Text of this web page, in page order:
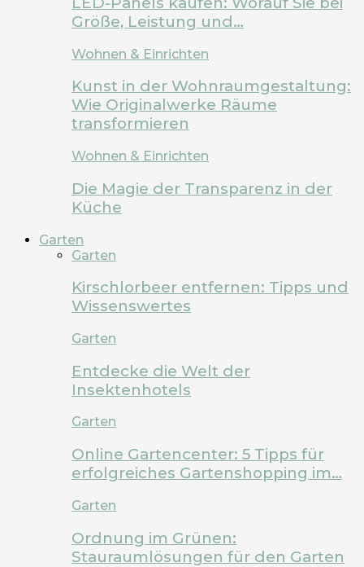
Größe, Leistung und…
Wohnen & Einrichten
Kunst in der Wohnraumgestaltung:
Wie Originalwerke Räume
transformieren
Wohnen & Einrichten
Die Magie der Transparenz in der
Küche
Garten
Garten
Kirschlorbeer entfernen: Tipps und
Wissenswertes
Garten
Entdecke die Welt der
Insektenhotels
Garten
Online Gartencenter: 5 Tipps für
erfolgreiches Gartenshopping im…
Garten
Ordnung im Grünen:
Stauraumlösungen für den Garten